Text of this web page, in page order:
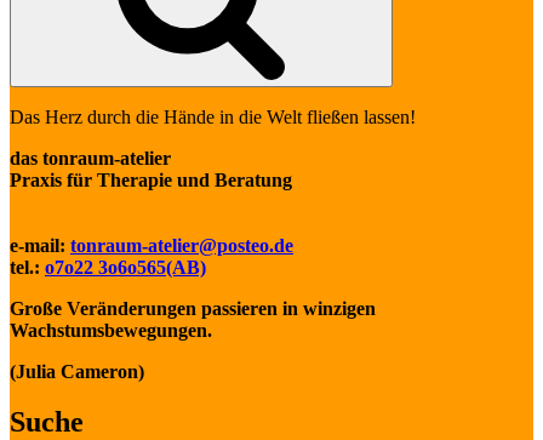
Das Herz durch die Hände in die Welt fließen lassen!
das tonraum-atelier
Praxis für Therapie und Beratung
e-mail: tonraum-atelier@posteo.de
tel.: o7o22 3o6o565(AB)
Große Veränderungen passieren in winzigen
Wachstumsbewegungen.
(Julia Cameron)
Suche